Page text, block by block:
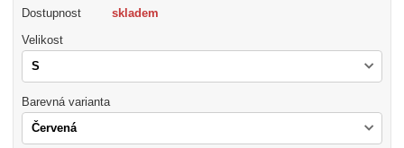
Dostupnost skladem
Velikost
Barevná varianta